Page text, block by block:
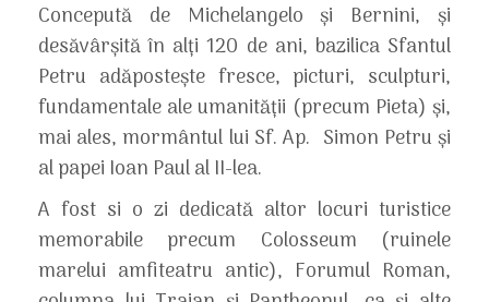
Concepută de Michelangelo şi Bernini, şi
desăvârşită în alţi 120 de ani, bazilica Sfantul
Petru adăposteşte fresce, picturi, sculpturi,
fundamentale ale umanităţii (precum Pieta) şi,
mai ales, mormântul lui Sf. Ap. Simon Petru şi
al papei Ioan Paul al II-lea.
A fost si o zi dedicată altor locuri turistice
memorabile precum Colosseum (ruinele
marelui amfiteatru antic), Forumul Roman,